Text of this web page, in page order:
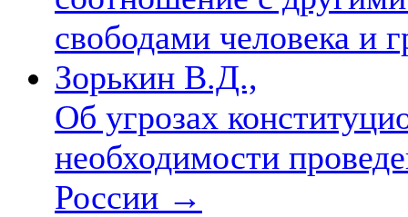
свободами человека и
Зорькин В.Д.,
Об угрозах
необходимости
России →